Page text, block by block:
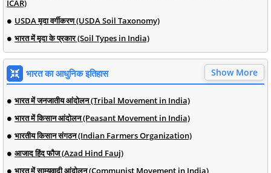
ICAR)
USDA मृदा वर्गीकरण (USDA Soil Taxonomy)
भारत में मृदा के प्रकार (Soil Types in India)
भारत का आधुनिक इतिहास Show More
भारत में जनजातीय आंदोलन (Tribal Movement in India)
भारत में किसान आंदोलन (Peasant Movement in India)
भारतीय किसान संगठन (Indian Farmers Organization)
आजाद हिंद फौज (Azad Hind Fauj)
भारत में साम्यवादी आंदोलन (Communist Movement in India)